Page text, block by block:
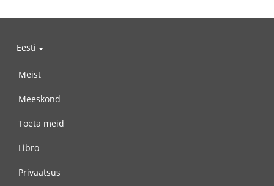
Eesti
Meist
Meeskond
Toeta meid
Libro
Privaatsus